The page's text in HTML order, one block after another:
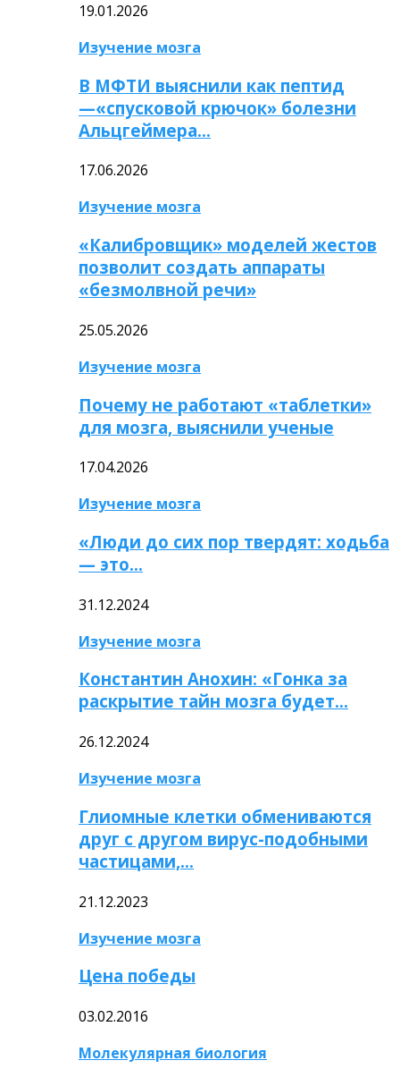
19.01.2026
Изучение мозга
В МФТИ выяснили как пептид
—«спусковой крючок» болезни
Альцгеймера…
17.06.2026
Изучение мозга
«Калибровщик» моделей жестов
позволит создать аппараты
«безмолвной речи»
25.05.2026
Изучение мозга
Почему не работают «таблетки»
для мозга, выяснили ученые
17.04.2026
Изучение мозга
«Люди до сих пор твердят: ходьба
— это…
31.12.2024
Изучение мозга
Константин Анохин: «Гонка за
раскрытие тайн мозга будет…
26.12.2024
Изучение мозга
Глиомные клетки обмениваются
друг с другом вирус-подобными
частицами,…
21.12.2023
Изучение мозга
Цена победы
03.02.2016
Молекулярная биология